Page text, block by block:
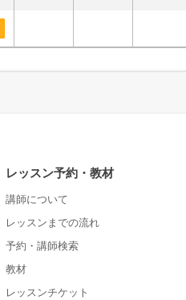
レッスン予約・教材
講師について
レッスンまでの流れ
予約・講師検索
教材
レッスンチケット